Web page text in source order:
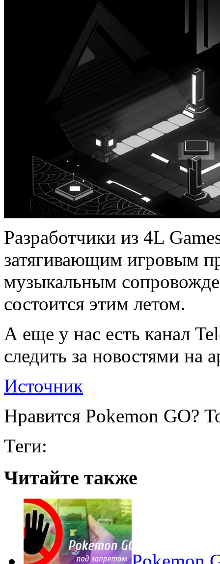
Разработчики из 4L
затягивающим игровым
музыкальным
состоится этим летом.
А еще у нас есть канал
следить за новостями на
Источник
Нравится Pokemon GO?
Теги:
Читайте также